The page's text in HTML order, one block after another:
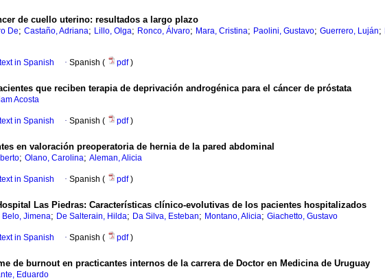
de cuello uterino: resultados a largo plazo
De; Castaño, Adriana; Lillo, Olga; Ronco, Álvaro; Mara, Cristina; Paolini, Gustavo; Guerrero, Luján;
text in Spanish · Spanish ( pdf)
que reciben terapia de deprivación androgénica para el cáncer de próstata
Acosta
text in Spanish · Spanish ( pdf)
en valoración preoperatoria de hernia de la pared abdominal
; Olano, Carolina; Aleman, Alicia
text in Spanish · Spanish ( pdf)
Las Piedras: Características clínico-evolutivas de los pacientes hospitalizados
Belo, Jimena; De Salterain, Hilda; Da Silva, Esteban; Montano, Alicia; Giachetto, Gustavo
text in Spanish · Spanish ( pdf)
de burnout en practicantes internos de la carrera de Doctor en Medicina de Uruguay
Eduardo